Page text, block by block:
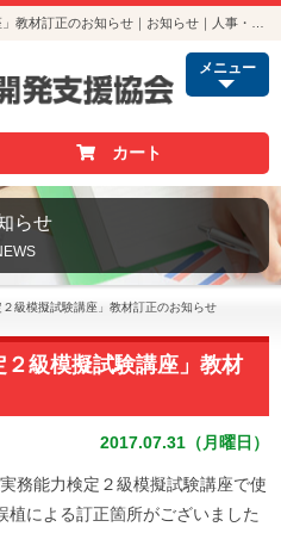
メニュー
カート
らせ
２級模擬試験講座」教材訂正のお知らせ
２級模擬試験講座」教材
2017.07.31（月曜日）
務能力検定２級模擬試験講座で使
植による訂正箇所がございました